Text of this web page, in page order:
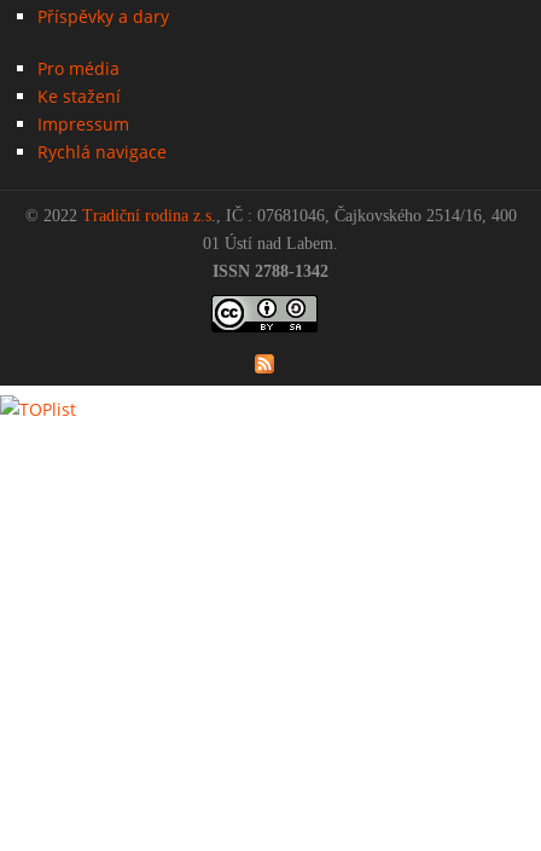
Příspěvky a dary
Pro média
Ke stažení
Impressum
Rychlá navigace
© 2022 Tradiční rodina z.s., IČ : 07681046, Čajkovského 2514/16, 400
01 Ústí nad Labem.
ISSN 2788-1342